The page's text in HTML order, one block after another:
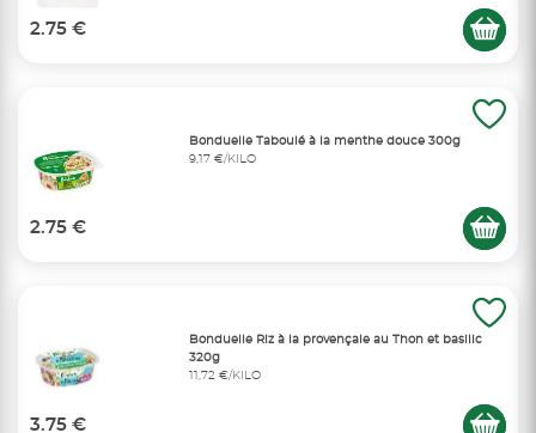
2.75 €
Bonduelle Taboulé à la menthe douce 300g
9,17 €/KILO
2.75 €
Bonduelle Riz à la provençale au Thon et basilic
320g
11,72 €/KILO
3.75 €